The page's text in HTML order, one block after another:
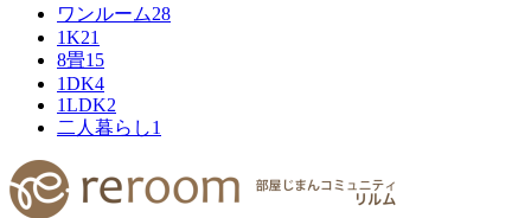
ワンルーム28
1K21
8畳15
1DK4
1LDK2
二人暮らし1